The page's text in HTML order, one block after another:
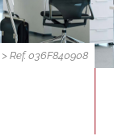
> Ref. 036F840908